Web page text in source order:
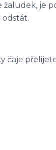
je
odstát.
čaje